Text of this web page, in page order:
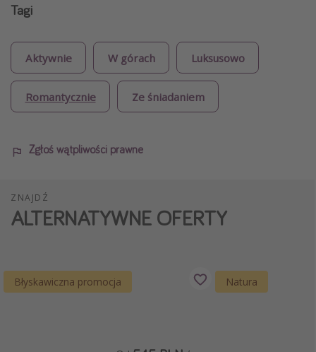
Tagi
Aktywnie W górach Luksusowo
Romantycznie Ze śniadaniem
Zgłoś wątpliwości prawne
ZNAJDŹ
ALTERNATYWNE OFERTY
Błyskawiczna promocja Natura